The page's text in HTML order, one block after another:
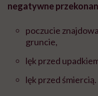
negatywne
poczucie
gruncie,
lęk przed
lęk przed śmiercią.